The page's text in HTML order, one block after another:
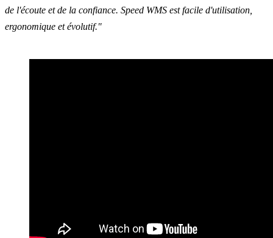
de l'écoute et de la confiance. Speed WMS est facile d'utilisation,
ergonomique et évolutif."